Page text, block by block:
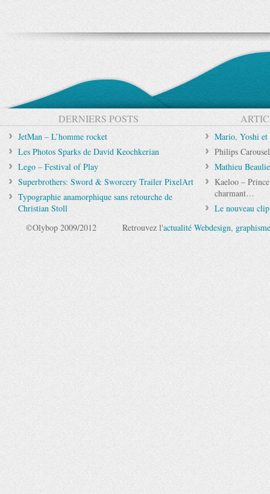
DERNIERS POSTS
JetMan – L’homme rocket
Les Photos Sparks de David Keochkerian
Lego – Festival of Play
Superbrothers: Sword & Sworcery Trailer PixelArt
Typographie anamorphique sans retourche de
Christian Stoll
Mario, Yoshi et
Philips
Mathieu
Kaeloo –
charmant…
Le nouveau
©Olybop 2009/2012
Retrouvez l'actualité Webdesign, graphisme